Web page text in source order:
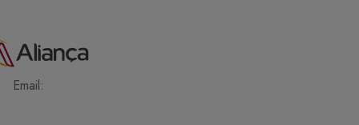
Email: